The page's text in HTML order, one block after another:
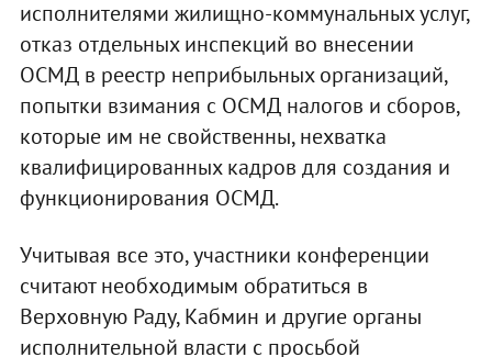
исполнителями жилищно-коммунальных услуг,
отказ отдельных инспекций во внесении
ОСМД в реестр неприбыльных организаций,
попытки взимания с ОСМД налогов и сборов,
которые им не свойственны, нехватка
квалифицированных кадров для создания и
функционирования ОСМД.
Учитывая все это, участники конференции
считают необходимым обратиться в
Верховную Раду, Кабмин и другие органы
исполнительной власти с просьбой